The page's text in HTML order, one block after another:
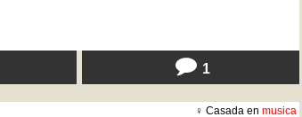
1
♀ Casada en musica